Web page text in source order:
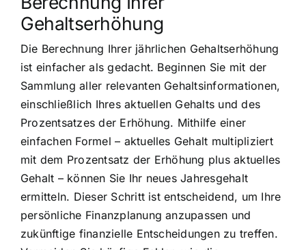
Gehaltserhöhung
Die Berechnung Ihrer jährlichen Gehaltserhöhung
ist einfacher als gedacht. Beginnen Sie mit der
Sammlung aller relevanten Gehaltsinformationen,
einschließlich Ihres aktuellen Gehalts und des
Prozentsatzes der Erhöhung. Mithilfe einer
einfachen Formel – aktuelles Gehalt multipliziert
mit dem Prozentsatz der Erhöhung plus aktuelles
Gehalt – können Sie Ihr neues Jahresgehalt
ermitteln. Dieser Schritt ist entscheidend, um Ihre
persönliche Finanzplanung anzupassen und
zukünftige finanzielle Entscheidungen zu treffen.